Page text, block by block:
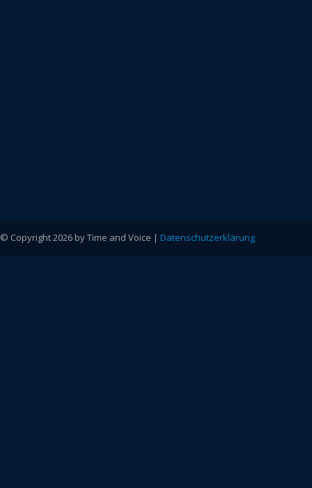
© Copyright 2026 by Time and Voice | Datenschutzerklärung